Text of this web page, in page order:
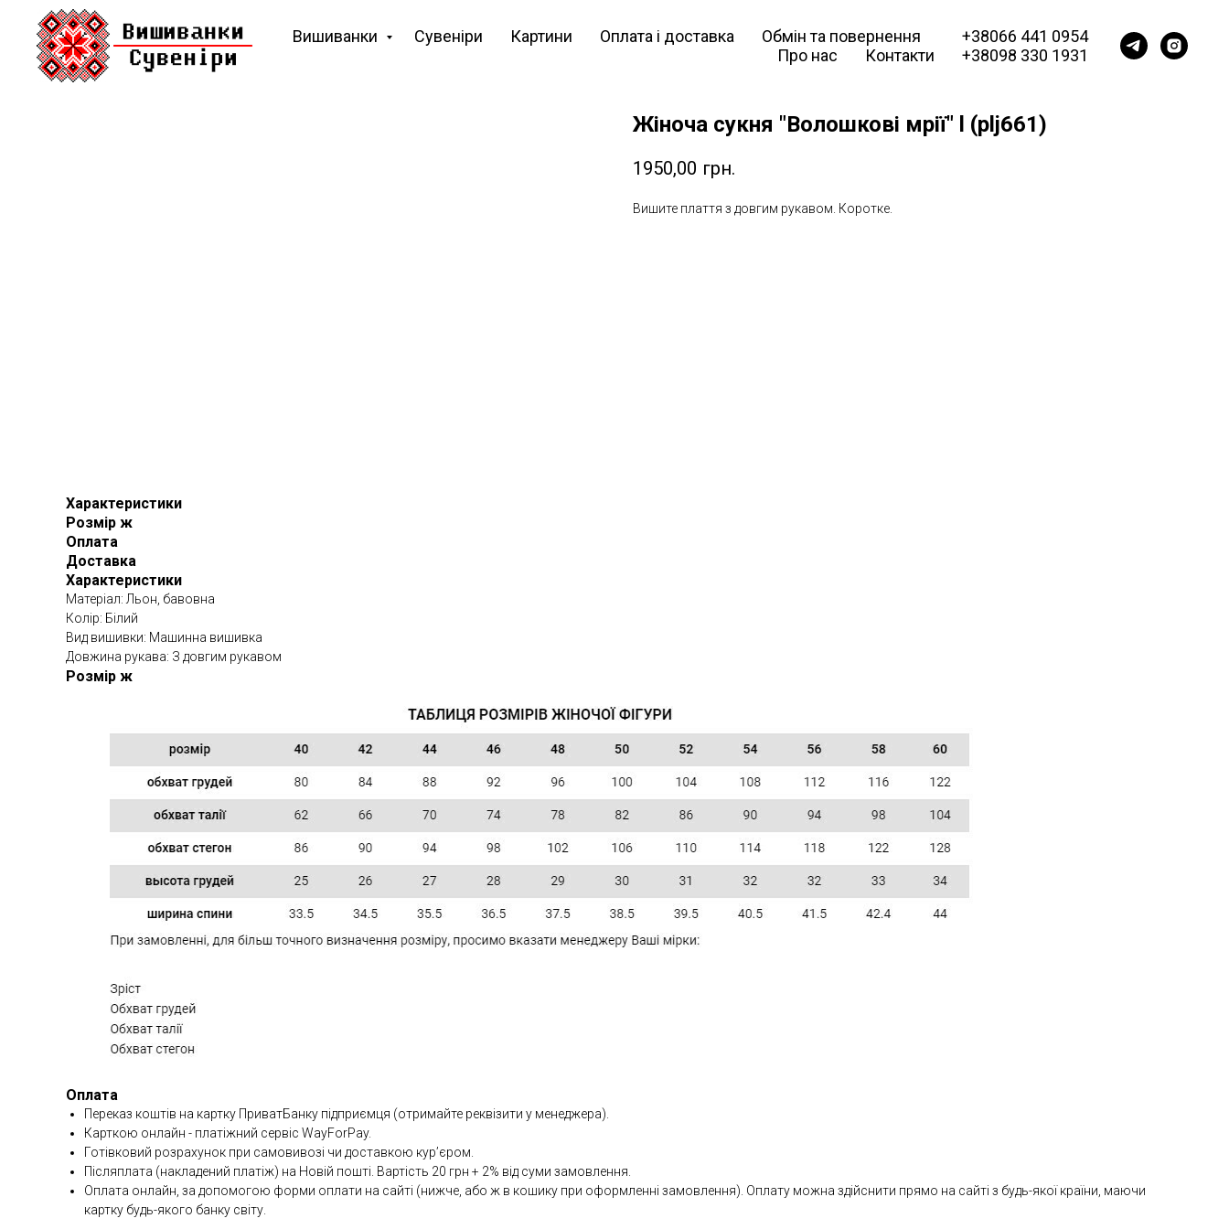
Вишиванки Сувеніри Картини Оплата і доставка
Обмін та повернення
Про нас
Контакти
+38066 441 0954
+38098 330 1931
Жіноча сукня "Волошкові мрії" l (plj661)
1950,00 грн.
Вишите плаття з довгим рукавом. Коротке.
Характеристики
Розмір ж
Оплата
Доставка
Характеристики
Матеріал: Льон, бавовна
Колір: Білий
Вид вишивки: Машинна вишивка
Довжина рукава: З довгим рукавом
Розмір ж
Оплата
Переказ коштів на картку ПриватБанку підприємця (отримайте реквізити у менеджера).
Карткою онлайн - платіжний сервіс WayForPay.
Готівковий розрахунок при самовивозі чи доставкою кур’єром.
Післяплата (накладений платіж) на Новій пошті. Вартість 20 грн + 2% від суми замовлення.
Оплата онлайн, за допомогою форми оплати на сайті (нижче, або ж в кошику при оформленні замовлення). Оплату можна здійснити прямо на сайті з будь-якої країни, маючи
картку будь-якого банку світу.